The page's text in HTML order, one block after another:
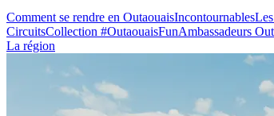
Comment se rendre en OutaouaisIncontournables
CircuitsCollection #OutaouaisFunAmbassadeurs
La région